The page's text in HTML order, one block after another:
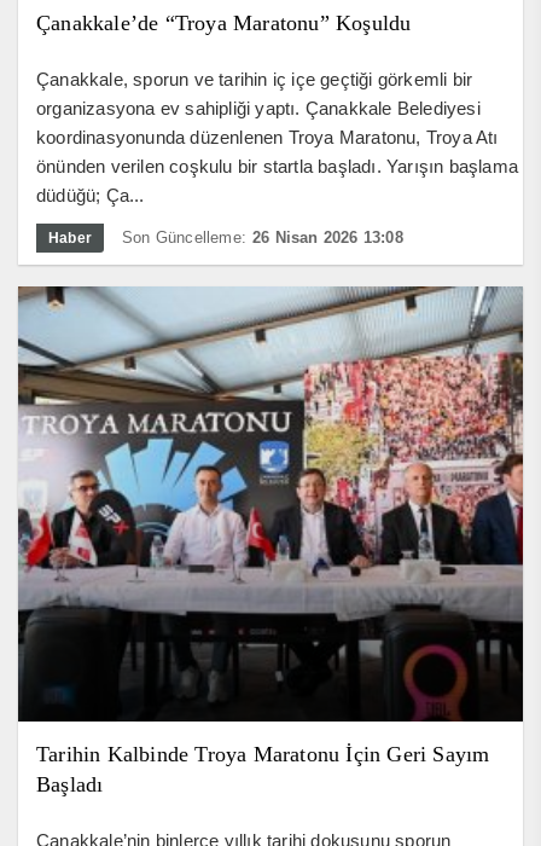
Çanakkale’de “Troya Maratonu” Koşuldu
Çanakkale, sporun ve tarihin iç içe geçtiği görkemli bir
organizasyona ev sahipliği yaptı. Çanakkale Belediyesi
koordinasyonunda düzenlenen Troya Maratonu, Troya Atı
önünden verilen coşkulu bir startla başladı. Yarışın başlama
düdüğü; Ça...
Haber Son Güncelleme: 26 Nisan 2026 13:08
Tarihin Kalbinde Troya Maratonu İçin Geri Sayım
Başladı
Çanakkale’nin binlerce yıllık tarihi dokusunu sporun